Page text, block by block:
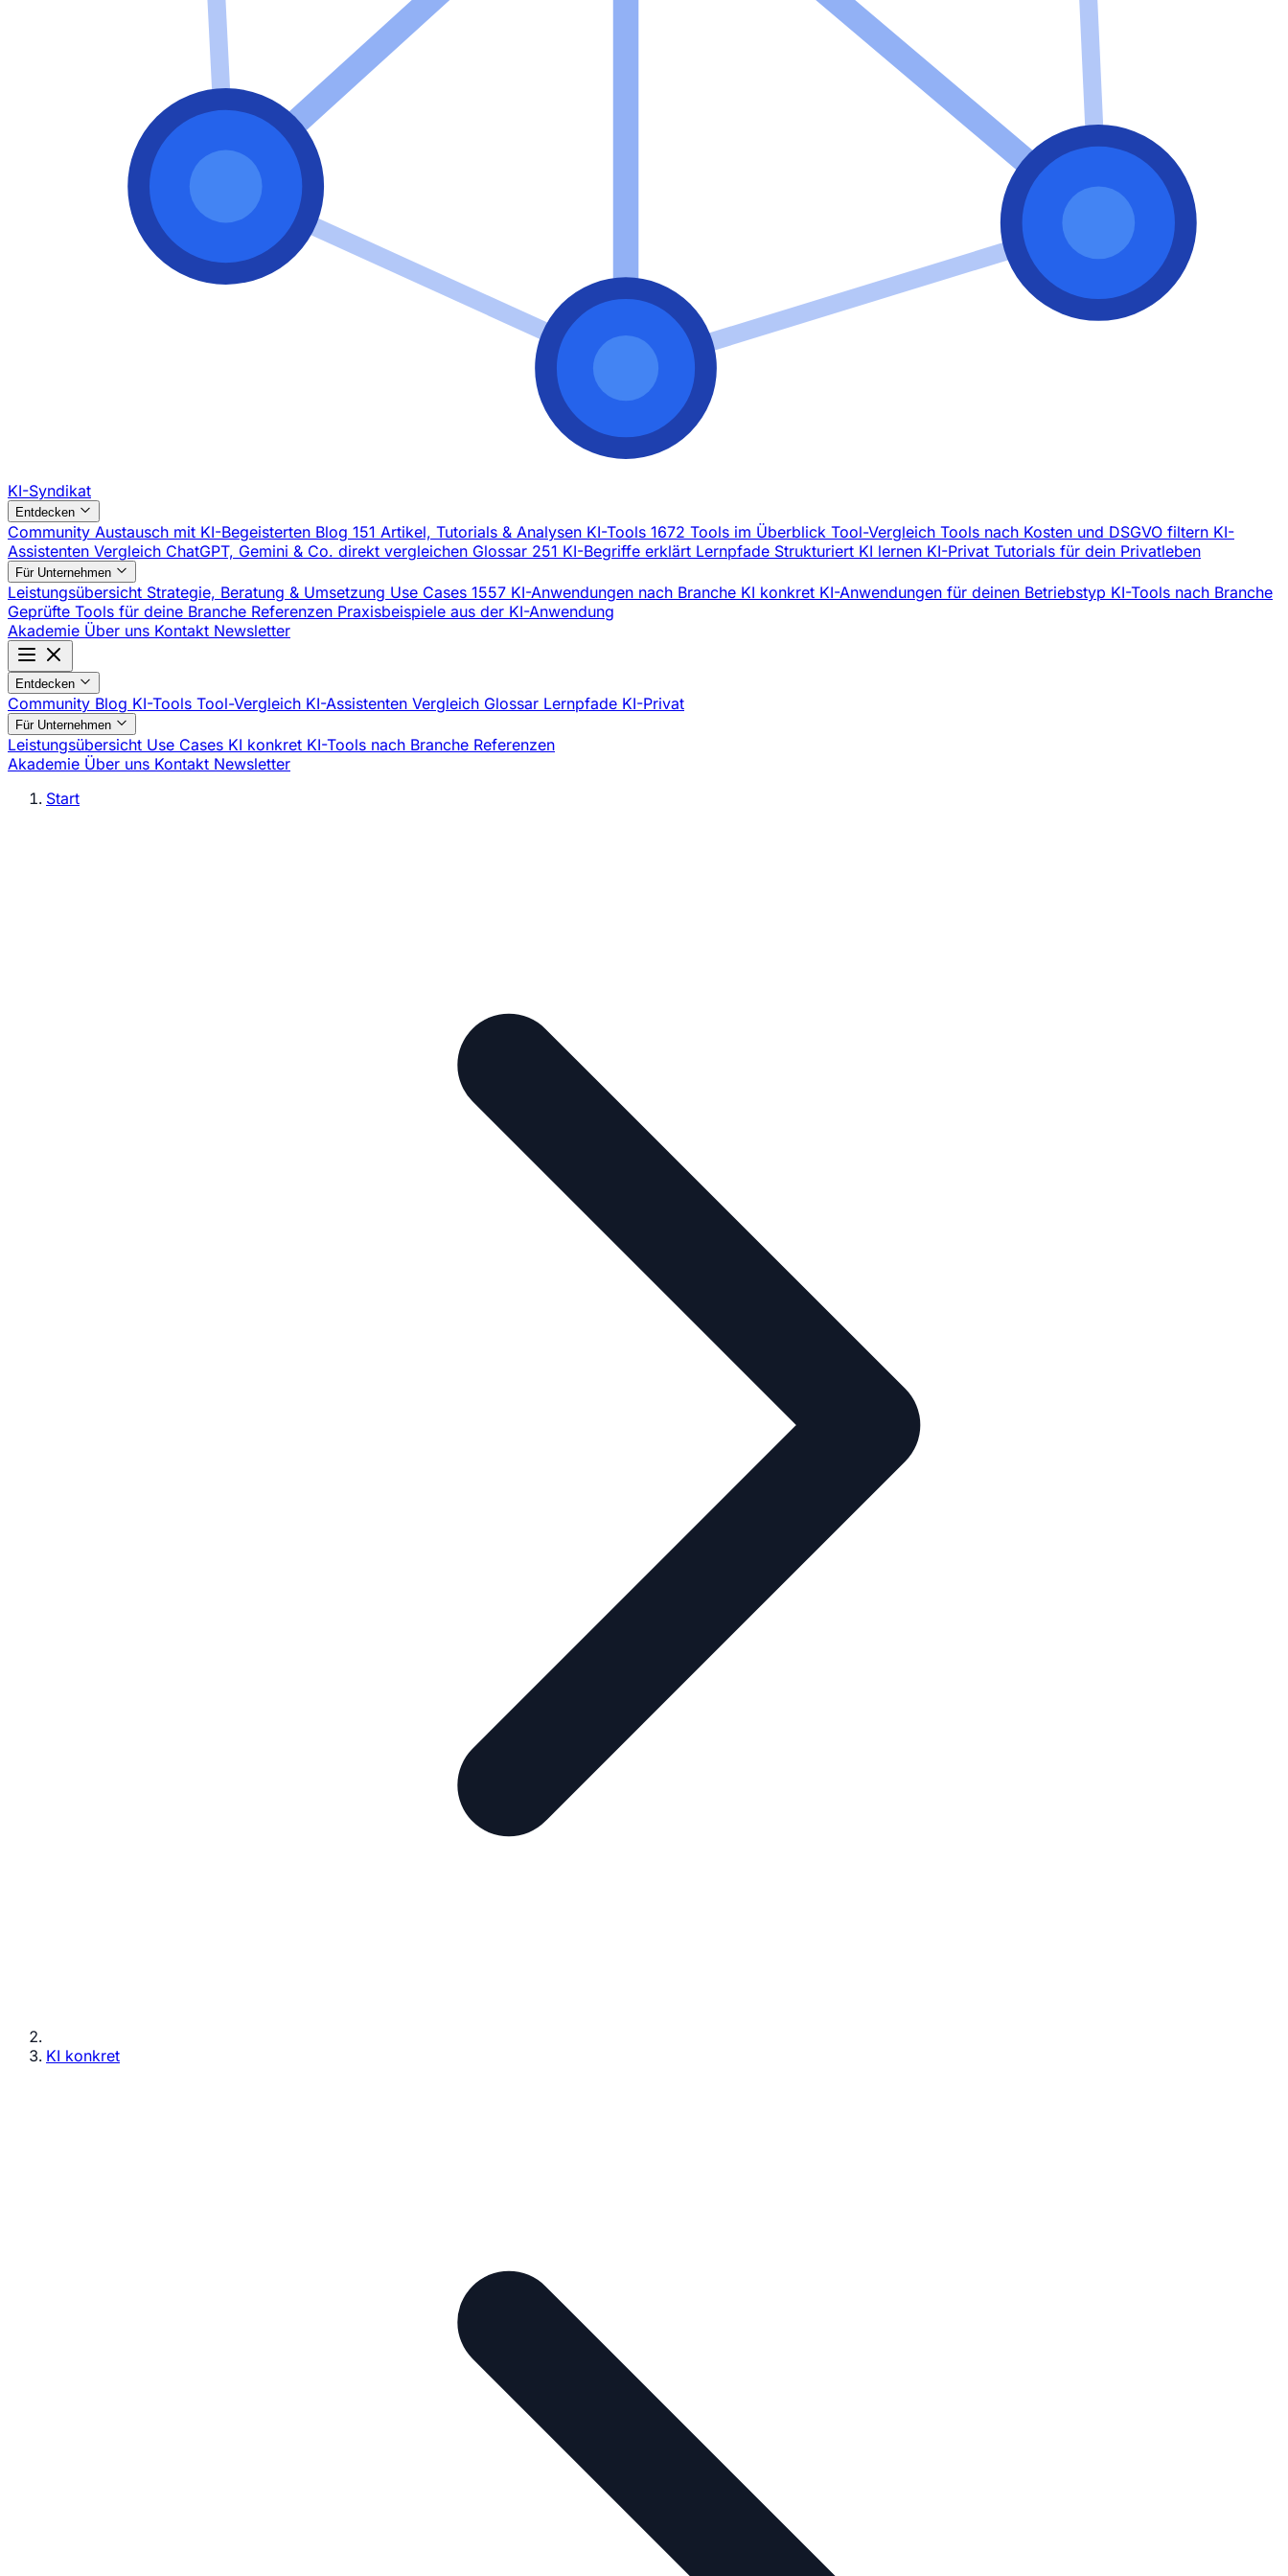
KI-Syndikat
Entdecken
Community Austausch mit KI-Begeisterten Blog 151 Artikel, Tutorials & Analysen KI-Tools 1672 Tools im Überblick Tool-Vergleich Tools nach Kosten und DSGVO filtern KI-
Assistenten Vergleich ChatGPT, Gemini & Co. direkt vergleichen Glossar 251 KI-Begriffe erklärt Lernpfade Strukturiert KI lernen KI-Privat Tutorials für dein Privatleben
Für Unternehmen
Leistungsübersicht Strategie, Beratung & Umsetzung Use Cases 1557 KI-Anwendungen nach Branche KI konkret KI-Anwendungen für deinen Betriebstyp KI-Tools nach Branche
Geprüfte Tools für deine Branche Referenzen Praxisbeispiele aus der KI-Anwendung
Akademie Über uns Kontakt Newsletter
Entdecken
Community Blog KI-Tools Tool-Vergleich KI-Assistenten Vergleich Glossar Lernpfade KI-Privat
Für Unternehmen
Leistungsübersicht Use Cases KI konkret KI-Tools nach Branche Referenzen
Akademie Über uns Kontakt Newsletter
Start
KI konkret